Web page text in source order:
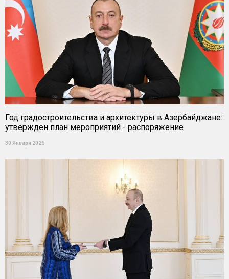
Год градостроительства и архитектуры в Азербайджане:
утвержден план мероприятий - распоряжение
30 Января 2026